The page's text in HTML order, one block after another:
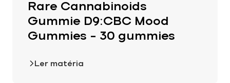
Rare Cannabinoids
Gummie D9:CBC Mood
Gummies – 30 gummies
Ler matéria